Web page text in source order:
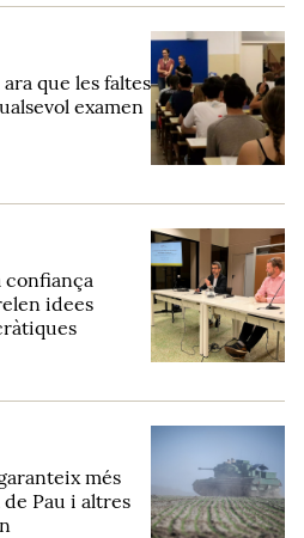
que les faltes
examen
confiança
idees
més
Pau i altres